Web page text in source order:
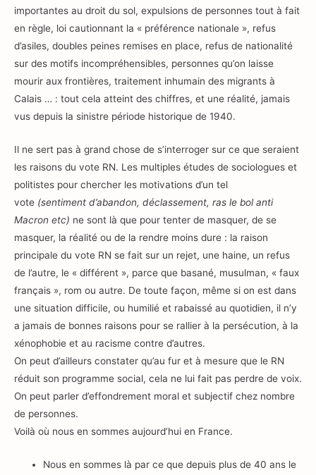
importantes au droit du sol, expulsions de personnes tout à fait
en règle, loi cautionnant la « préférence nationale », refus
d’asiles, doubles peines remises en place, refus de nationalité
sur des motifs incompréhensibles, personnes qu’on laisse
mourir aux frontières, traitement inhumain des migrants à
Calais … : tout cela atteint des chiffres, et une réalité, jamais
vus depuis la sinistre période historique de 1940.
Il ne sert pas à grand chose de s’interroger sur ce que seraient
les raisons du vote RN. Les multiples études de sociologues et
politistes pour chercher les motivations d’un tel
vote (sentiment d’abandon, déclassement, ras le bol anti
Macron etc) ne sont là que pour tenter de masquer, de se
masquer, la réalité ou de la rendre moins dure : la raison
principale du vote RN se fait sur un rejet, une haine, un refus
de l’autre, le « différent », parce que basané, musulman, « faux
français », rom ou autre. De toute façon, même si on est dans
une situation difficile, ou humilié et rabaissé au quotidien, il n’y
a jamais de bonnes raisons pour se rallier à la persécution, à la
xénophobie et au racisme contre d’autres.
On peut d’ailleurs constater qu’au fur et à mesure que le RN
réduit son programme social, cela ne lui fait pas perdre de voix.
On peut parler d’effondrement moral et subjectif chez nombre
de personnes.
Voilà où nous en sommes aujourd’hui en France.
Nous en sommes là par ce que depuis plus de 40 ans le